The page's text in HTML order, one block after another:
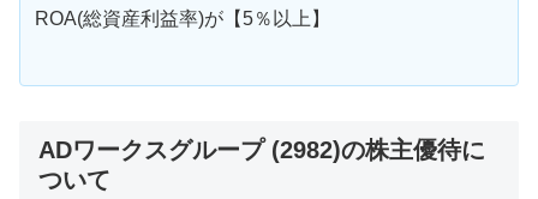
ROA(総資産利益率)が【5％以上】
ADワークスグループ (2982)の株主優待に
ついて